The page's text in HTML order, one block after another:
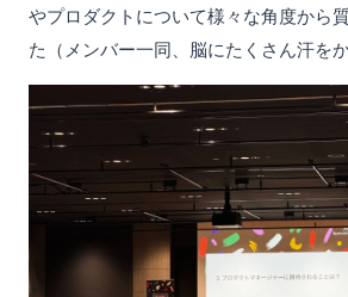
やプロダクトについて様々な角度から
た（メンバー一同、脳にたくさん汗を